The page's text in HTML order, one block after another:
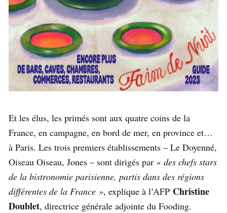
Et les élus, les primés sont aux quatre coins de la
France, en campagne, en bord de mer, en province et…
à Paris. Les trois premiers établissements – Le Doyenné,
Oiseau Oiseau, Jones – sont dirigés par « des chefs stars
de la bistronomie parisienne, partis dans des régions
différentes de la France », explique à l’AFP Christine
Doublet, directrice générale adjointe du Fooding.